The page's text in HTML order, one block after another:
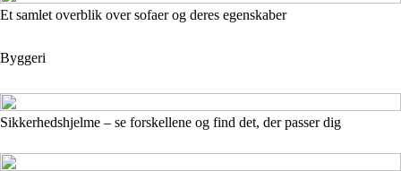
Et samlet overblik over sofaer og deres egenskaber
Byggeri
Sikkerhedshjelme – se forskellene og find det, der passer dig